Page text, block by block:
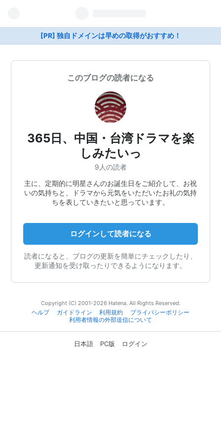
[PR] 独自ドメインは早めの取得がおすすめ！
このブログの読者になる
365日、中国・台湾ドラマを楽
しみたいっ
9人の読者
主に、定期的に明星さんのお誕生日をご紹介して、お祝
いの気持ちと、ドラマから元気をいただいたお礼の気持
ちを表していきたいと思っています。
ログインして読者になる
読者になると、ブログの更新を簡単にチェックしたり、
更新通知を受け取ったりできるようになります。
Copyright (C) 2001-2026 Hatena. All Rights Reserved.
ヘルプ
ガイドライン 利用規約
プライバシーポリシー
利用者情報の外部送信について
日本語 PC版 ログイン